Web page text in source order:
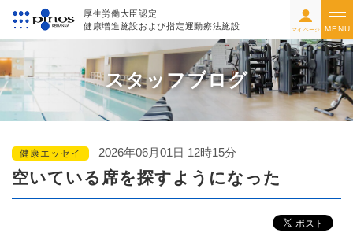
厚生労働大臣認定
健康増進施設および指定運動療法施設 マイページ MENU
スタッフブログ
健康エッセイ 2026年06月01日 12時15分
空いている席を探すようになった